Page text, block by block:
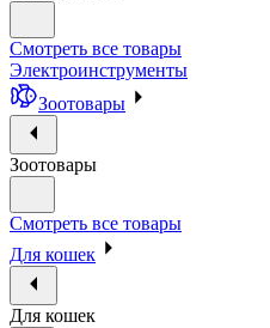
Смотреть все товары
Электроинструменты
Зоотовары
Зоотовары
Смотреть все товары
Для кошек
Для кошек